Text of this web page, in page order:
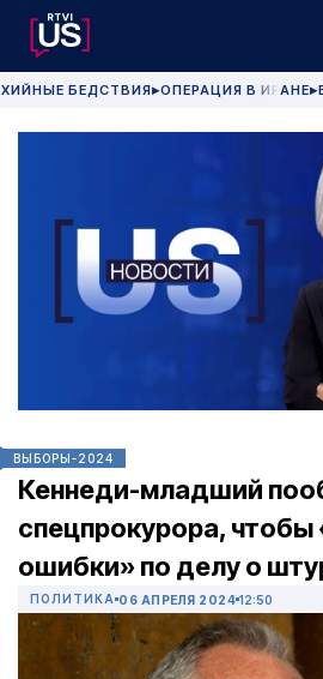
БЕДСТВИЯ▶ОПЕРАЦИЯ В ИРАНЕ▶
ВЫБОРЫ-2024
Кеннеди-младший
спецпрокурора, чтобы
ошибки» по делу о
ПОЛИТИКА 06 АПРЕЛЯ 2024 12:50